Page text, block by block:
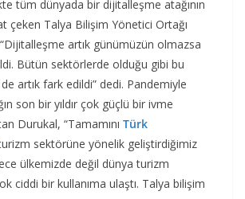
tüm dünyada bir dijitalleşme atağının
çeken Talya Bilişim Yönetici Ortağı
artık günümüzün olmazsa
Bütün sektörlerde olduğu gibi bu
artık fark edildi” dedi. Pandemiyle
son bir yıldır çok güçlü bir ivme
Durukal, “Tamamını Türk
sektörüne yönelik geliştirdiğimiz
ülkemizde değil dünya turizm
ciddi bir kullanıma ulaştı. Talya bilişim